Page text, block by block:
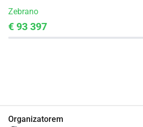
Zebrano
€ 93 397
Organizatorem